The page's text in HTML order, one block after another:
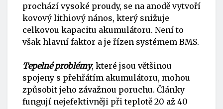
prochází vysoké proudy, se na anodě vytvoří
kovový lithiový nános, který snižuje
celkovou kapacitu akumulátoru. Není to
však hlavní faktor a je řízen systémem BMS.
Tepelné problémy, které jsou většinou
spojeny s přehřátím akumulátoru, mohou
způsobit jeho závažnou poruchu. Články
fungují nejefektivněji při teplotě 20 až 40